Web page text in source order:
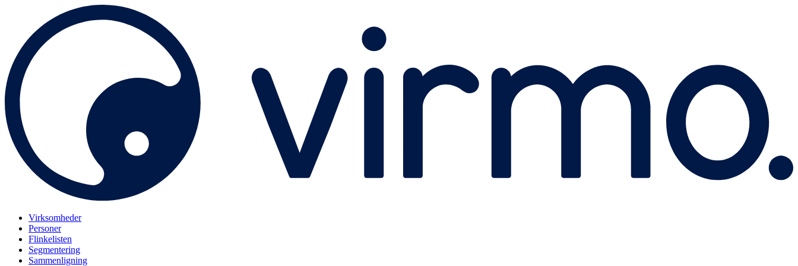
Virksomheder
Personer
Flinkelisten
Segmentering
Sammenligning